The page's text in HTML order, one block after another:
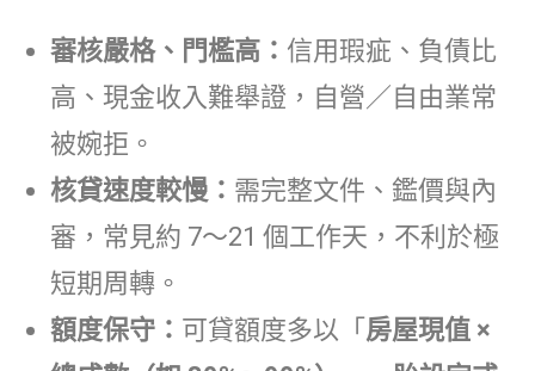
審核嚴格、門檻高： 信用瑕疵、負債比
高、現金收入難舉證，自營／自由業常
被婉拒。
核貸速度較慢： 需完整文件、鑑價與內
審，常見約 7～21 個工作天，不利於極
短期周轉。
額度保守： 可貸額度多以「 房屋現值 ×